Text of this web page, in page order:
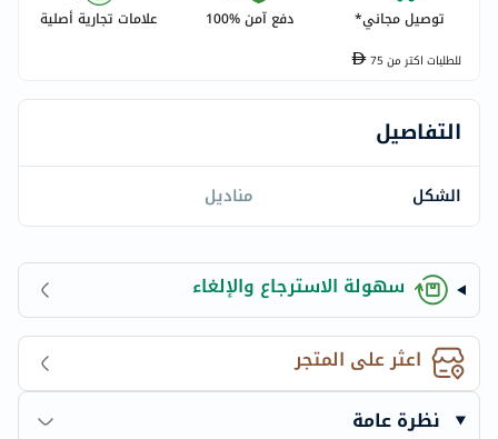
توصيل مجاني* دفع آمن %100 علامات تجارية أصلية
للطلبات اكتر من75
التفاصيل
الشكل مناديل
سهولة الاسترجاع والإلغاء
اعثر على المتجر
نظرة عامة